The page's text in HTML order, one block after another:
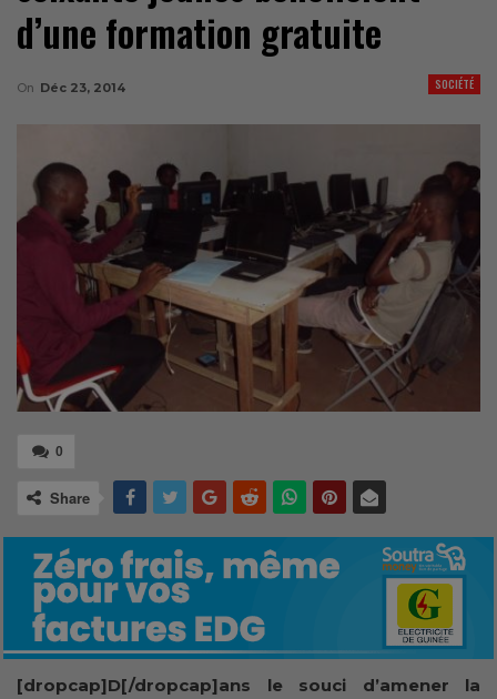
d’une formation gratuite
SOCIÉTÉ
On Déc 23, 2014
0
Share
[dropcap]D[/dropcap]ans le souci d’amener la